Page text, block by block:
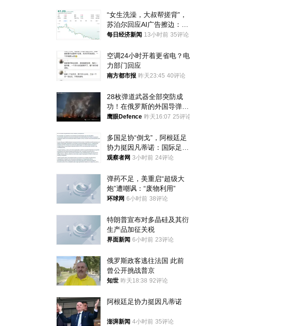
“女生洗澡，大叔帮搓背”，
苏泊尔回应AI广告擦边：视
频全下架，已强化内容管理
每日经济新闻 13小时前 35评论
空调24小时开着更省电？电
力部门回应
南方都市报 昨天23:45 40评论
28枚弹道武器全部突防成
功！在俄罗斯的外国导弹发
射车都是合法打击目标
鹰眼Defence 昨天16:07 25评论
多国足协“倒戈”，阿根廷足
协力挺因凡蒂诺：国际足联
今后应继续在其领导下前行
观察者网 3小时前 24评论
弹药不足，美重启“超级大
炮”遭嘲讽：“废物利用”
环球网 6小时前 38评论
特朗普宣布对多晶硅及其衍
生产品加征关税
界面新闻 6小时前 23评论
俄罗斯政客逃往法国 此前
曾公开挑战普京
知世 昨天18:38 92评论
阿根廷足协力挺因凡蒂诺
澎湃新闻 4小时前 35评论